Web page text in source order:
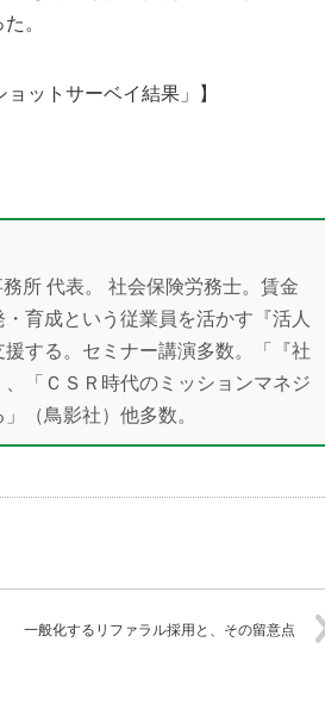
。
ットサーベイ結果」】
所 代表。 社会保険労務士。賃金
育成という従業員を活かす『活人
する。セミナー講演多数。「『社
「ＣＳＲ時代のミッションマネジ
（鳥影社）他多数。
一般化するリファラル採用と、その留意点